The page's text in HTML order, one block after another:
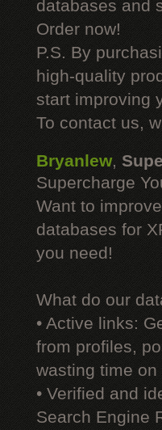
databases and
Order now!
P.S. By
high-quality
start improving
To contact us,
Bryanlew,
Supercharge
Want to
databases for
you need!
What do our
• Active links:
from profiles,
wasting time on
• Verified and
Search Engine